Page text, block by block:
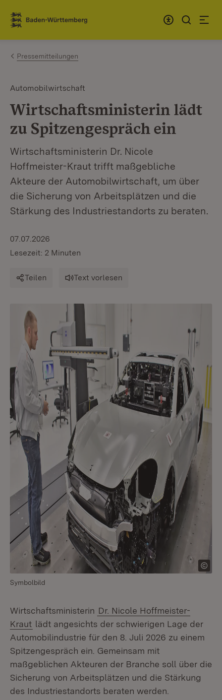
Zum Inhalt springen
Link zur Startseite
Pressemitteilungen
Automobilwirtschaft
Wirtschaftsministerin lädt
zu Spitzengespräch ein
Wirtschaftsministerin Dr. Nicole
Hoffmeister-Kraut trifft maßgebliche
Akteure der Automobilwirtschaft, um über
die Sicherung von Arbeitsplätzen und die
Stärkung des Industriestandorts zu beraten.
07.07.2026
Lesezeit: 2 Minuten
Teilen Text vorlesen
Symbolbild
Wirtschaftsministerin Dr. Nicole Hoffmeister-
Kraut lädt angesichts der schwierigen Lage der
Automobilindustrie für den 8. Juli 2026 zu einem
Spitzengespräch ein. Gemeinsam mit
maßgeblichen Akteuren der Branche soll über die
Sicherung von Arbeitsplätzen und die Stärkung
des Industriestandorts beraten werden.